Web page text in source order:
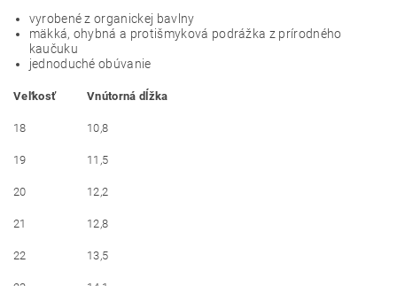
vyrobené z organickej bavlny
mäkká, ohybná a protišmyková podrážka z prírodného
kaučuku
jednoduché obúvanie
Veľkosť Vnútorná dĺžka
18 10,8
19 11,5
20 12,2
21 12,8
22 13,5